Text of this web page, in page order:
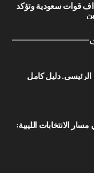
وتؤكد
كامل
الليبية: